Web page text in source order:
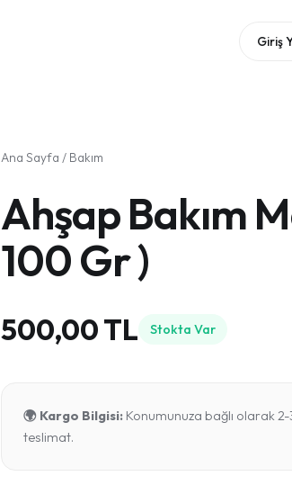
Giriş
Ana Sayfa / Bakım
Ahşap Bakım
100 Gr )
500,00 TL Stokta Var
🌍 Kargo Bilgisi:Konumunuza bağlı olarak
teslimat.